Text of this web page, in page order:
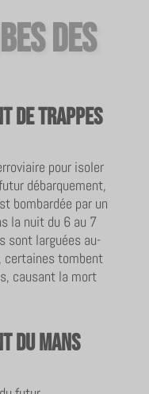
des
de Trappes
pour isoler
débarquement,
bombardée par un
la nuit du 6 au 7
sont larguées au-
certaines tombent
causant la mort
du Mans